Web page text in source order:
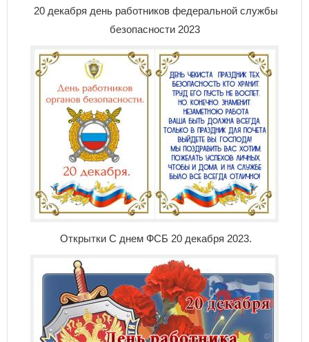
20 декабря день работников федеральной службы
безопасности 2023
Открытки С днем ФСБ 20 декабря 2023.